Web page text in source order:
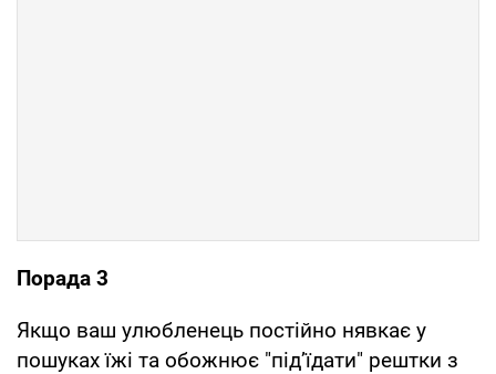
Порада 3
Якщо ваш улюбленець постійно нявкає у
пошуках їжі та обожнює "під’їдати" рештки з